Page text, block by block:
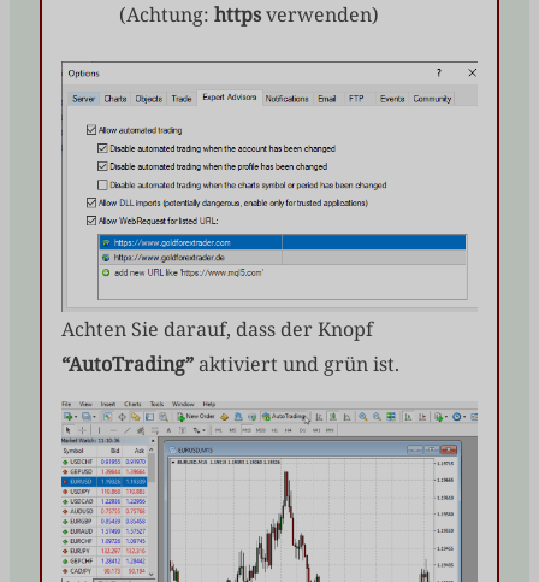
(Achtung: httpsverwenden)
Achten Sie darauf, dass der Knopf
“AutoTrading”aktiviert und grün ist.